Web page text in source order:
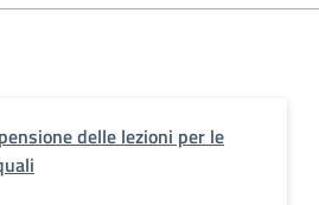
delle lezioni per le